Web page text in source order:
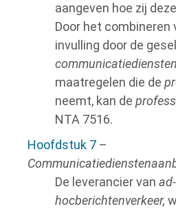
aangeven hoe zij
Door het combineren
invulling door de
maatregelen die de
neemt, kan de
NTA 7516.
Hoofdstuk 7 –
De leverancier van ad-
hocberichtenverkeer,